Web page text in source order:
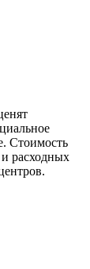
Стоимость
расходных